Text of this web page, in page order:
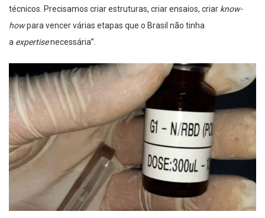
técnicos. Precisamos criar estruturas, criar ensaios, criar know-
howpara vencer várias etapas que o Brasil não tinha
a expertisenecessária”.